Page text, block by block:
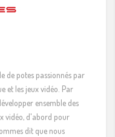
de potes passionnés par
et les jeux vidéo. Par
ensemble des
vidéo, d'abord pour
dit que nous